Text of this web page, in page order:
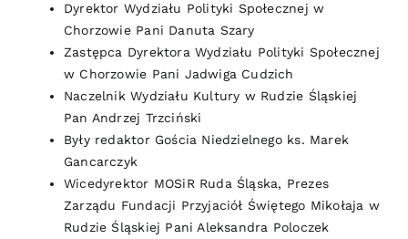
Dyrektor Wydziału Polityki Społecznej w
Chorzowie Pani Danuta Szary
Zastępca Dyrektora Wydziału Polityki Społecznej
w Chorzowie Pani Jadwiga Cudzich
Naczelnik Wydziału Kultury w Rudzie Śląskiej
Pan Andrzej Trzciński
Były redaktor Gościa Niedzielnego ks. Marek
Gancarczyk
Wicedyrektor MOSiR Ruda Śląska, Prezes
Zarządu Fundacji Przyjaciół Świętego Mikołaja w
Rudzie Śląskiej Pani Aleksandra Poloczek